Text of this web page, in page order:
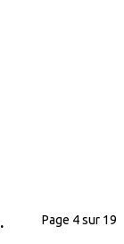
Page 4 sur 19